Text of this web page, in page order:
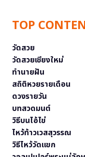
TOP
วัดสวย
วัดสวยเชียงใหม่
ทำนายฝัน
สถิติหวยรายเดือน
ดวงรายวัน
บทสวดมนต์
วิธีบนไอ้ไข่
ไหว้ท้าวเวสสุวรรณ
วิธีไหว้วัดแขก